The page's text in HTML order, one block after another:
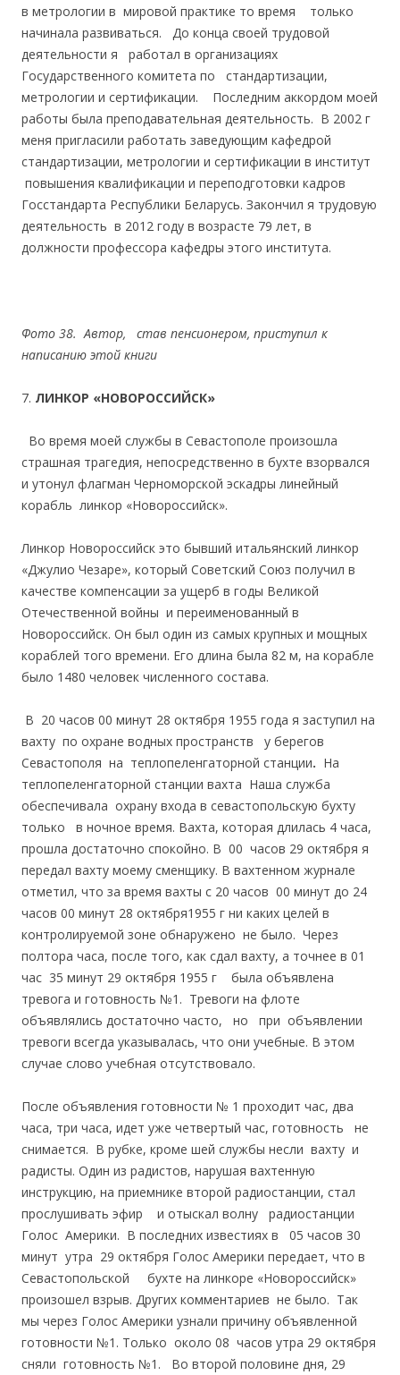
в метрологии в мировой практике то время только
начинала развиваться. До конца своей трудовой
деятельности я работал в организациях
Государственного комитета по стандартизации,
метрологии и сертификации. Последним аккордом моей
работы была преподавательная деятельность. В 2002 г
меня пригласили работать заведующим кафедрой
стандартизации, метрологии и сертификации в институт
повышения квалификации и переподготовки кадров
Госстандарта Республики Беларусь. Закончил я трудовую
деятельность в 2012 году в возрасте 79 лет, в
должности профессора кафедры этого института.
Фото 38. Автор, став пенсионером, приступил к
написанию этой книги
7. ЛИНКОР «НОВОРОССИЙСК»
Во время моей службы в Севастополе произошла
страшная трагедия, непосредственно в бухте взорвался
и утонул флагман Черноморской эскадры линейный
корабль линкор «Новороссийск».
Линкор Новороссийск это бывший итальянский линкор
«Джулио Чезаре», который Советский Союз получил в
качестве компенсации за ущерб в годы Великой
Отечественной войны и переименованный в
Новороссийск. Он был один из самых крупных и мощных
кораблей того времени. Его длина была 82 м, на корабле
было 1480 человек численного состава.
В 20 часов 00 минут 28 октября 1955 года я заступил на
вахту по охране водных пространств у берегов
Севастополя на теплопеленгаторной станции. На
теплопеленгаторной станции вахта Наша служба
обеспечивала охрану входа в севастопольскую бухту
только в ночное время. Вахта, которая длилась 4 часа,
прошла достаточно спокойно. В 00 часов 29 октября я
передал вахту моему сменщику. В вахтенном журнале
отметил, что за время вахты с 20 часов 00 минут до 24
часов 00 минут 28 октября1955 г ни каких целей в
контролируемой зоне обнаружено не было. Через
полтора часа, после того, как сдал вахту, а точнее в 01
час 35 минут 29 октября 1955 г была объявлена
тревога и готовность №1. Тревоги на флоте
объявлялись достаточно часто, но при объявлении
тревоги всегда указывалась, что они учебные. В этом
случае слово учебная отсутствовало.
После объявления готовности № 1 проходит час, два
часа, три часа, идет уже четвертый час, готовность не
снимается. В рубке, кроме шей службы несли вахту и
радисты. Один из радистов, нарушая вахтенную
инструкцию, на приемнике второй радиостанции, стал
прослушивать эфир и отыскал волну радиостанции
Голос Америки. В последних известиях в 05 часов 30
минут утра 29 октября Голос Америки передает, что в
Севастопольской бухте на линкоре «Новороссийск»
произошел взрыв. Других комментариев не было. Так
мы через Голос Америки узнали причину объявленной
готовности №1. Только около 08 часов утра 29 октября
сняли готовность №1. Во второй половине дня, 29